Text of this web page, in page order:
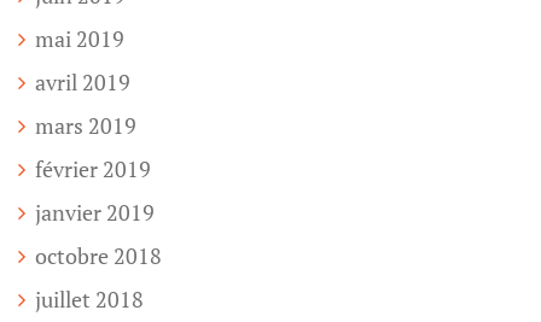
mai 2019
avril 2019
mars 2019
février 2019
janvier 2019
octobre 2018
juillet 2018